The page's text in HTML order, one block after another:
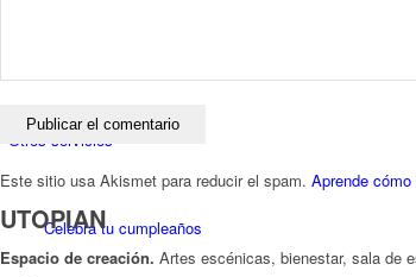
Otros servicios
Celebra tu cumpleaños
Este sitio usa Akismet para reducir el spam. Aprende
UTOPIAN
Espacio de creación. Artes escénicas, bienestar, sala de